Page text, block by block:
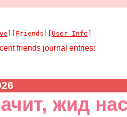
][Friends][ User Info ]
friends journal entries:
жид